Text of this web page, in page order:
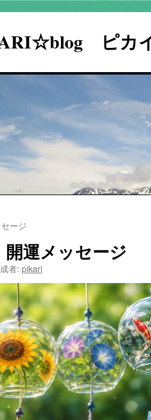
ピ
ージ
開運メッセージ
者: pikari